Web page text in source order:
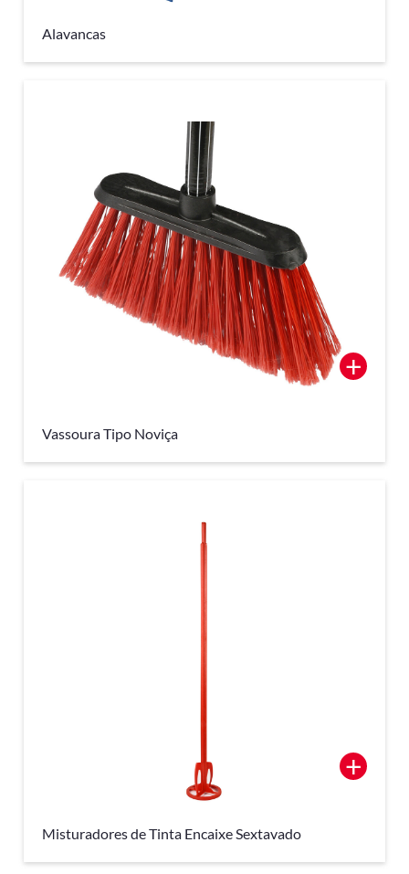
Alavancas
Vassoura Tipo Noviça
+
Misturadores de Tinta Encaixe Sextavado
+